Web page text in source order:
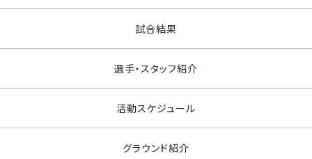
試合結果
選手・スタッフ紹介
活動スケジュール
グラウンド紹介